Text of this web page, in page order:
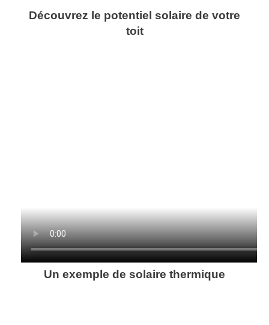
Découvrez le potentiel solaire de votre
toit
Un exemple de solaire thermique